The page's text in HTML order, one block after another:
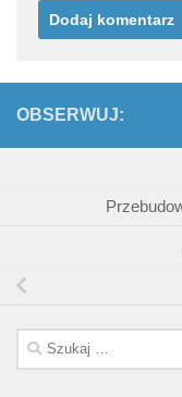
OBSERWUJ:
Szukaj: